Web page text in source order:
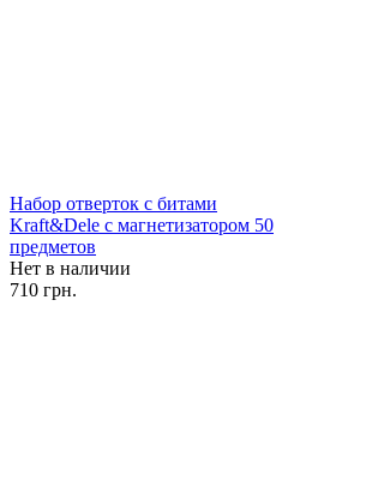
Набор отверток с битами
Kraft&Dele с магнетизатором 50
предметов
Нет в наличии
710 грн.